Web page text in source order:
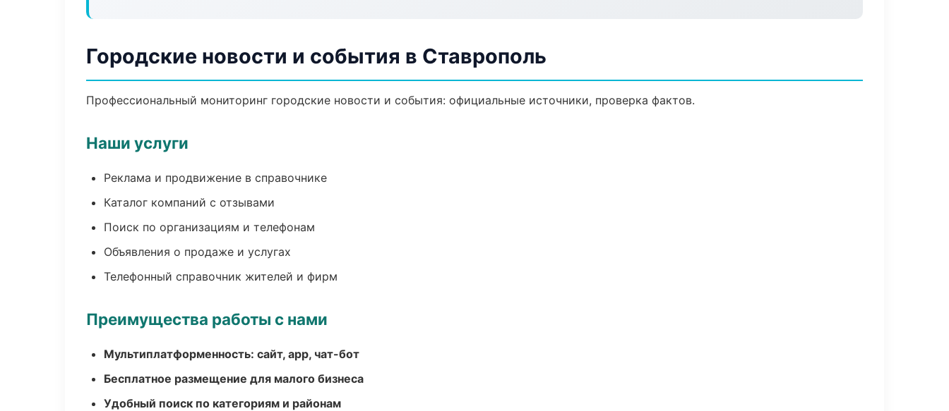
Городские новости и события в Ставрополь
Профессиональный мониторинг городские новости и события: официальные источники, проверка фактов.
Наши услуги
Реклама и продвижение в справочнике
Каталог компаний с отзывами
Поиск по организациям и телефонам
Объявления о продаже и услугах
Телефонный справочник жителей и фирм
Преимущества работы с нами
Мультиплатформенность: сайт, app, чат-бот
Бесплатное размещение для малого бизнеса
Удобный поиск по категориям и районам